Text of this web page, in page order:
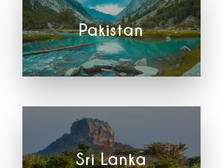
Pakistan
Sri Lanka